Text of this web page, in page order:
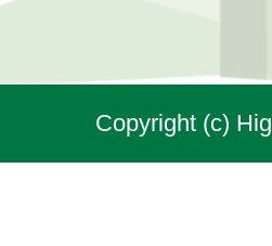
Copyright (c)